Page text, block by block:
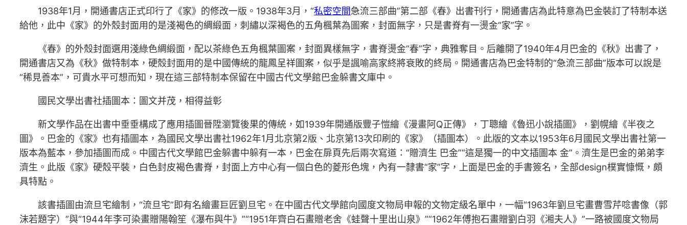
1938年1月，開通書店正式印行了《家》的修改一版。1938年3月，“私密空間急流三部曲”第二部《春》出書刊行，開通書店為此特意為巴金裝訂了特制本送
給他，此中《家》的外殼封面用的是淺褐色的綢緞面，刺繡以深褐色的五角楓葉為圖案，封面無字，只是書脊有一燙金“家”字。
《春》的外殼封面選用淺綠色綢緞面，配以茶綠色五角楓葉圖案，封面異樣無字，書脊燙金“春”字，典雅奪目。后離開了1940年4月巴金的《秋》出書了，
開通書店又為《秋》做特制本，硬殼封面用的是中國傳統的龍鳳呈祥圖案，似乎是諷喻高家終將衰敗的終局。開通書店為巴金特制的“急流三部曲”版本可以說是
“稀見善本”，可貴水平可想而知，現在這三部特制本保留在中國古代文學館巴金躲書文庫中。
國民文學出書社插圖本：圖文并茂，相得益彰
新文學作品在出書中垂垂構成了應用插圖晉陞瀏覽後果的傳統，如1939年開通版豐子愷繪《漫畫阿Q正傳》，丁聰繪《魯迅小說插圖》，劉幌繪《半夜之
圖》。巴金的《家》也有插圖本，為國民文學出書社1962年1月北京第2版、北京第13次印刷的《家》（插圖本）。此版的文本以1953年6月國民文學出書社第一
版本為藍本，參加插圖而成。中國古代文學館巴金躲書中躲有一本，巴金在扉頁先后兩次寫道：“贈濟生 巴金”“這是獨一的中文插圖本 金”。濟生是巴金的弟弟李
濟生。此版《家》硬殼平裝，白色封皮褐色書脊，封面上方中心有一個白色的菱形色塊，內有一隸書“家”字，上面是巴金的手書簽名，全部design樸實慷慨，頗
具特點。
該書插圖由流旦宅繪制，“流旦宅”即有名繪畫巨匠劉旦宅。在中國古代文學館向國度文物局申報的文物定級名單中，一幅“1963年劉旦宅畫曹雪芹唸書像（郭
沫若題字）”與“1944年李可染畫贈陽翰笙《瀑布與牛》”“1951年齊白石畫贈老舍《蛙聲十里出山泉》”“1962年傅抱石畫贈劉白羽《湘夫人》”一路被國度文物局